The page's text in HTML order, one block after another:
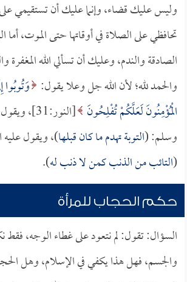
وليس عليك قضاء، وإنما عليك أن تستقيمي
تحافظي على الصلاة في أوقاتها حتى الموت، أما
الصادقة والندم، وعليك أن تسألي الله المغفرة
والحمد لله؛ لأن الله جل وعلا يقول: وَتُوبُوا
الْمُؤْمِنُونَ لَعَلَّكُمْ تُفْلِحُونَ
وسلم: (التوبة تهدم ما كان قبلها)، ويقول
(التائب من الذنب كمن لا ذنب له).
حكم الحجاب للمرأة
السؤال: تقول: لم نتعود على غطاء الوجه، فقط
والجسم، فهل هذا يكفي في الإسلام، وهل